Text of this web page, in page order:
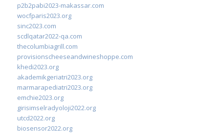
p2b2pabi2023-makassar.com
wocfparis2023.org
sinc2023.com
scdlqatar2022-qa.com
thecolumbiagrill.com
provisionscheeseandwineshoppe.com
khedi2023.org
akademikgeriatri2023.org
marmarapediatri2023.org
emchie2023.org
girisimselradyoloji2022.org
utcd2022.org
biosensor2022.org